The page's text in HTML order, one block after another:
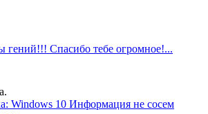
гений!!! Спасибо тебе огромное!...
Windows 10 Информация не сосем